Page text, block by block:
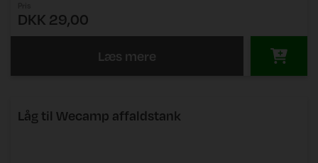
DKK 29,00
Læs mere
Låg til Wecamp affaldstank